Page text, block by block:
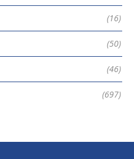
(16)
(50)
(46)
(697)